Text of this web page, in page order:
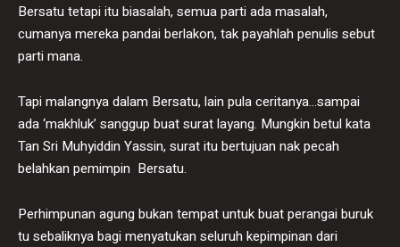
Bersatu tetapi itu biasalah, semua parti ada masalah,
cumanya mereka pandai berlakon, tak payahlah penulis sebut
parti mana.
Tapi malangnya dalam Bersatu, lain pula ceritanya…sampai
ada ‘makhluk’ sanggup buat surat layang. Mungkin betul kata
Tan Sri Muhyiddin Yassin, surat itu bertujuan nak pecah
belahkan pemimpin Bersatu.
Perhimpunan agung bukan tempat untuk buat perangai buruk
tu sebaliknya bagi menyatukan seluruh kepimpinan dari